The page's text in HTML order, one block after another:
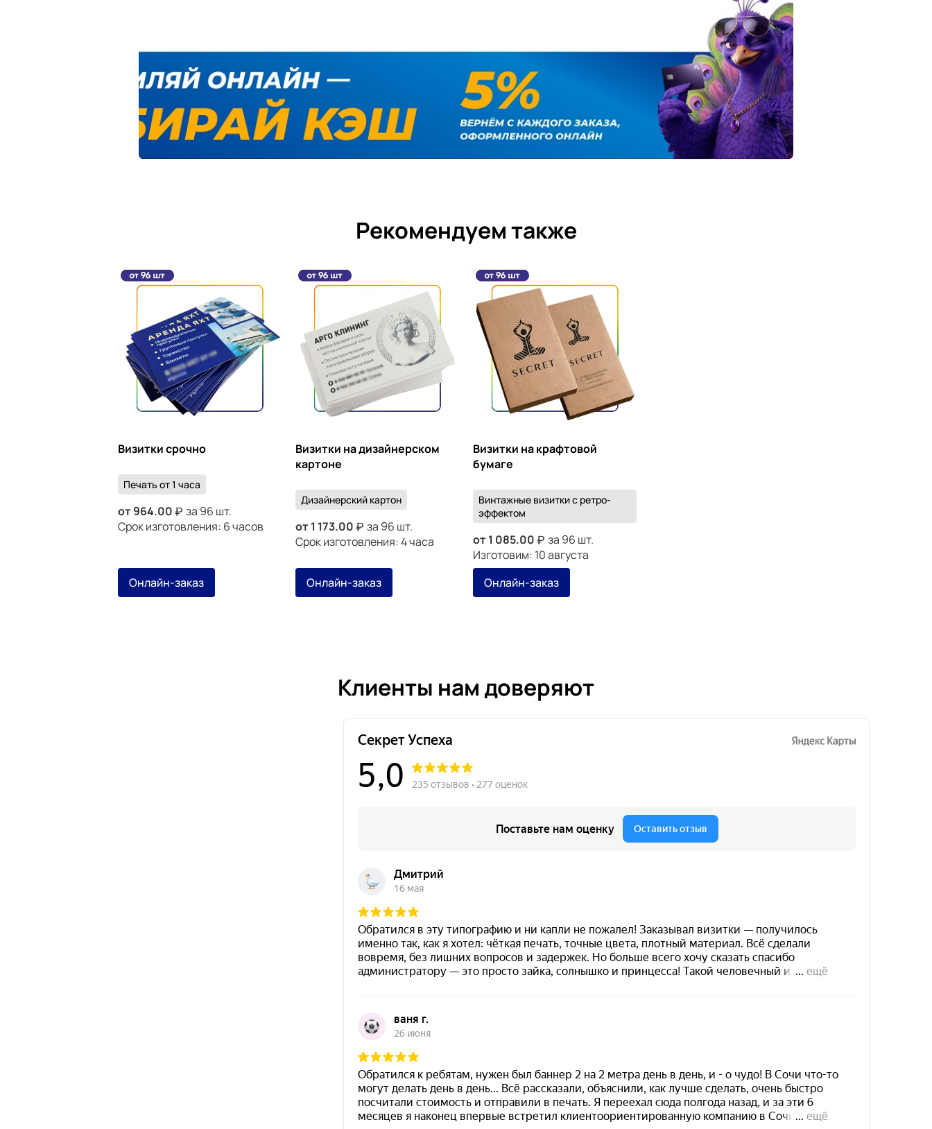
Рекомендуем также
Визитки срочно
Печать от 1 часа
от964.00
за 96 шт.
Срок изготовления: 6 часов
Онлайн-заказ
Визитки на дизайнерском
картоне
Дизайнерский картон
от 1 173.00
за 96 шт.
Срок изготовления: 4 часа
Онлайн-заказ
Визитки на крафтовой
бумаге
Винтажные визитки с ретро-
эффектом
от 1 085.00
за 96 шт.
Изготовим: 10 августа
Онлайн-заказ
Клиенты нам доверяют